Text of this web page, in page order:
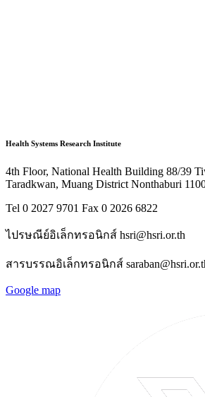
Health Systems Research Institute
4th Floor, National Health Building 88/39
Taradkwan, Muang District Nonthaburi
Tel 0 2027 9701 Fax 0 2026 6822
ไปรษณีย์อิเล็กทรอนิกส์ hsri@hsri.or.th
สารบรรณอิเล็กทรอนิกส์
Google map